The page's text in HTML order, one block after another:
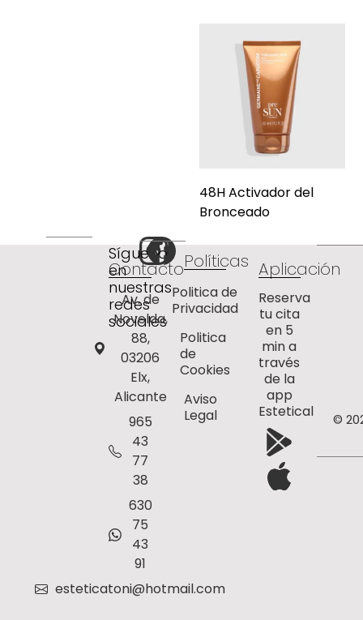
48H Activador del
Bronceado
Síguenos
en
nuestras
redes
sociales
Contacto
Av. de
Novelda,
88,
03206
Elx,
Alicante
965
43
77
38
630
75
43
91
esteticatoni@hotmail.com
Políticas
Politica de
Privacidad
Politica
de
Cookies
Aviso
Legal
Aplicación
Reserva
tu cita
en 5
min a
través
de la
app
Estetical
©